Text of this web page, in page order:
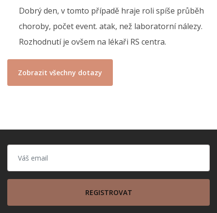
Dobrý den, v tomto případě hraje roli spíše průběh
choroby, počet event. atak, než laboratorní nálezy.
Rozhodnutí je ovšem na lékaři RS centra.
Zobrazit všechny dotazy
REGISTROVAT